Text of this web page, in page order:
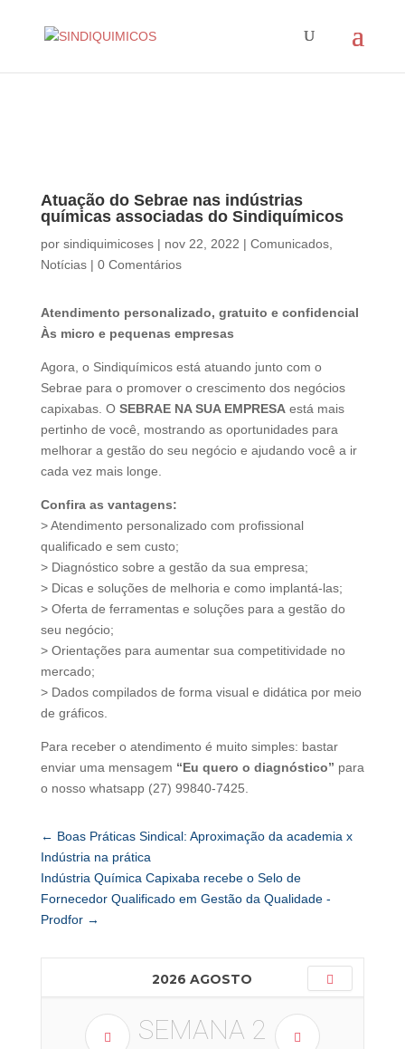
Atuação do Sebrae nas indústrias
químicas associadas do Sindiquímicos
por sindiquimicoses| nov 22, 2022 | Comunicados,
Notícias| 0 Comentários
Atendimento personalizado, gratuito e confidencial
Às micro e pequenas empresas
Agora, o Sindiquímicos está atuando junto com o
Sebrae para o promover o crescimento dos negócios
capixabas. O SEBRAE NA SUA EMPRESAestá mais
pertinho de você, mostrando as oportunidades para
melhorar a gestão do seu negócio e ajudando você a ir
cada vez mais longe.
Confira as vantagens:
> Atendimento personalizado com profissional
qualificado e sem custo;
> Diagnóstico sobre a gestão da sua empresa;
> Dicas e soluções de melhoria e como implantá-las;
> Oferta de ferramentas e soluções para a gestão do
seu negócio;
> Orientações para aumentar sua competitividade no
mercado;
> Dados compilados de forma visual e didática por meio
de gráficos.
Para receber o atendimento é muito simples: bastar
enviar uma mensagem “Eu quero o diagnóstico” para
o nosso whatsapp (27) 99840-7425.
← Boas Práticas Sindical: Aproximação da academia x
Indústria na prática
Indústria Química Capixaba recebe o Selo de
Fornecedor Qualificado em Gestão da Qualidade -
Prodfor→
2026 AGOSTO
SEMANA 2